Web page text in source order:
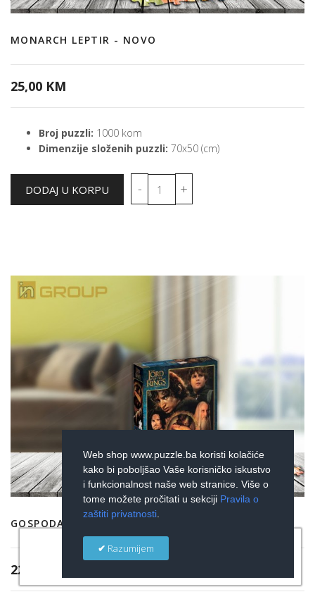
MONARCH LEPTIR - NOVO
25,00 KM
Broj puzzli: 1000 kom
Dimenzije složenih puzzli: 70x50 (cm)
GOSPODAR PRSTENOVA - NOVO
22,00 KM
Web shop www.puzzle.ba koristi kolačiće
kako bi poboljšao Vaše korisničko iskustvo
i funkcionalnost naše web stranice. Više o
tome možete pročitati u sekciji Pravila o
zaštiti privatnosti.
Razumijem